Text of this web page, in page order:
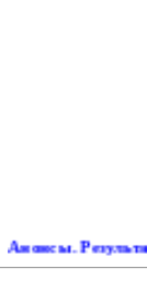
Результаты.